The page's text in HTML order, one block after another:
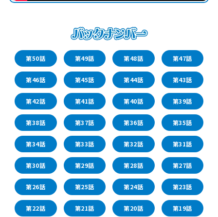
第50話 第49話 第48話 第47話
第46話 第45話 第44話 第43話
第42話 第41話 第40話 第39話
第38話 第37話 第36話 第35話
第34話 第33話 第32話 第31話
第30話 第29話 第28話 第27話
第26話 第25話 第24話 第23話
第22話 第21話 第20話 第19話